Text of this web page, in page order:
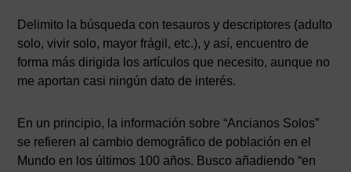
Delimito la búsqueda con tesauros y descriptores (adulto
solo, vivir solo, mayor frágil, etc.), y así, encuentro de
forma más dirigida los artículos que necesito, aunque no
me aportan casi ningún dato de interés.
En un principio, la información sobre “Ancianos Solos”
se refieren al cambio demográfico de población en el
Mundo en los últimos 100 años. Busco añadiendo “en